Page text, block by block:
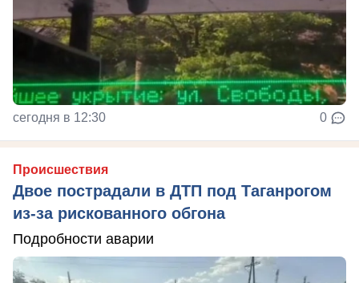
сегодня в 12:30 0
Происшествия
Двое пострадали в ДТП под Таганрогом
из-за рискованного обгона
Подробности аварии